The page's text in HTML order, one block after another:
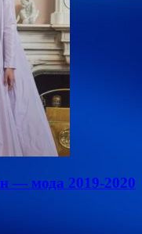
— мода 2019-2020